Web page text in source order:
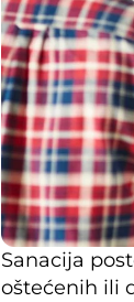
Sanacija
oštećenih ili